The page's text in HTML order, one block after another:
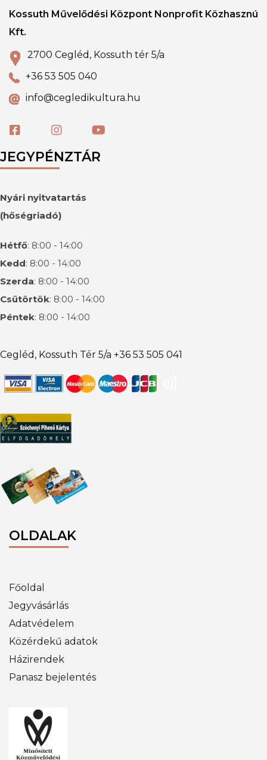
Kossuth Művelődési Központ Nonprofit Közhasznú
Kft.
2700 Cegléd, Kossuth tér 5/a
+36 53 505 040
info@cegledikultura.hu
JEGYPÉNZTÁR
Nyári nyitvatartás
(hőségriadó)
Hétfő: 8:00 - 14:00
Kedd: 8:00 - 14:00
Szerda: 8:00 - 14:00
Csütörtök: 8:00 - 14:00
Péntek: 8:00 - 14:00
Cegléd, Kossuth Tér 5/a +36 53 505 041
OLDALAK
Főoldal
Jegyvásárlás
Adatvédelem
Közérdekű adatok
Házirendek
Panasz bejelentés